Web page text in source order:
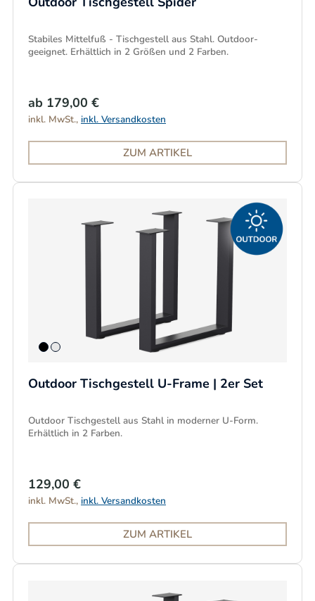
Stabiles Mittelfuß - Tischgestell aus Stahl. Outdoor-
geeignet. Erhältlich in 2 Größen und 2 Farben.
ab 179,00 €
inkl. MwSt., inkl. Versandkosten
ZUM ARTIKEL
Outdoor Tischgestell U-Frame | 2er Set
Outdoor Tischgestell aus Stahl in moderner U-Form.
Erhältlich in 2 Farben.
129,00 €
inkl. MwSt., inkl. Versandkosten
ZUM ARTIKEL